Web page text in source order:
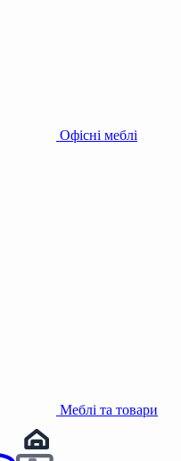
Офісні меблі
Меблі та товари